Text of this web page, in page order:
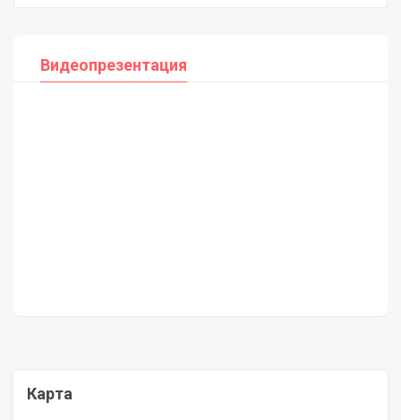
Видеопрезентация
Карта